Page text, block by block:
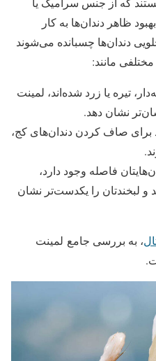
ظاهر دندان‌ها به کار
دندان‌ها چسبانده می‌شوند
مانند:
تیره یا زرد شده‌اند، لمینت
نشان دهد.
برای صاف کردن دندان‌های کج،
فاصله وجود دارد،
و لبخندتان را یکدست‌تر نشان
، به بررسی جامع لمینت